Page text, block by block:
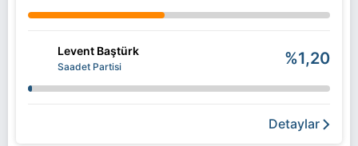
Levent Baştürk
Saadet Partisi %1,20
Detaylar